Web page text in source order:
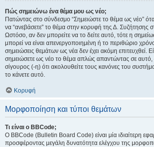
Πώς σημειώνω ένα θέμα μου ως νέο;
Πατώντας στο σύνδεσμο “Σημειώστε το θέμα ως νέο”
να “ανεβάσετε” το θέμα στην κορυφή της Δ. Συζήτησης
Ωστόσο, αν δεν μπορείτε να το δείτε αυτό, τότε η
μπορεί να είναι απενεργοποιημένη ή το περιθώριο
σημειώσεις θεμάτων ως νέα δεν έχει ακόμη επιτευχθεί.
σημειώσετε ως νέο το θέμα απλώς απαντώντας σε αυτό,
σίγουρος (-η) ότι ακολουθείτε τους κανόνες του
το κάνετε αυτό.
Κορυφή
Μορφοποίηση και τύποι θεμάτων
Τι είναι ο BBCode;
Ο BBCode (Bulletin Board Code) είναι μία ιδιαίτερη
προσφέροντας μεγάλη δυνατότητα ελέγχου της